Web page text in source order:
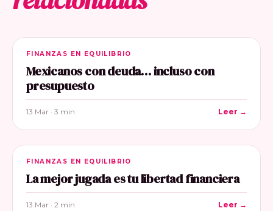
FINANZAS EN EQUILIBRIO
Mexicanos con deuda… incluso con
presupuesto
13 Mar · 3 min Leer →
FINANZAS EN EQUILIBRIO
La mejor jugada es tu libertad financiera
13 Mar · 2 min Leer →